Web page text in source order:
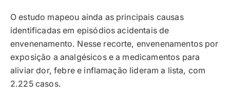
O estudo mapeou ainda as principais causas
identificadas em episódios acidentais de
envenenamento. Nesse recorte, envenenamentos por
exposição a analgésicos e a medicamentos para
aliviar dor, febre e inflamação lideram a lista, com
2.225 casos.